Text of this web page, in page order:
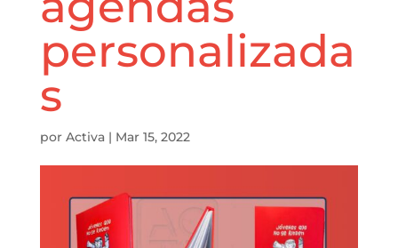
personalizada
s
por Activa| Mar 15, 2022